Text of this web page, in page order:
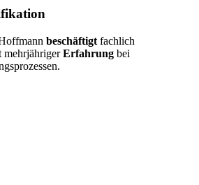
beschäftigt fachlich
mehrjährigerErfahrung bei